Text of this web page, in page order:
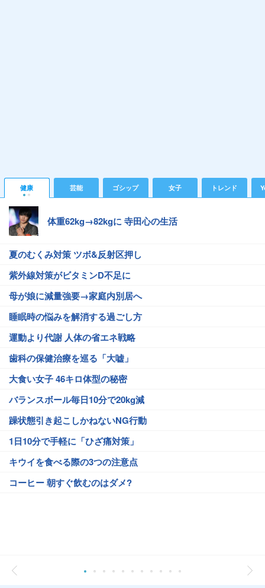
健康 芸能 ゴシップ 女子 トレンド
体重62kg→82kgに 寺田心の生活
夏のむくみ対策 ツボ&反射区押し
紫外線対策がビタミンD不足に
母が娘に減量強要→家庭内別居へ
睡眠時の悩みを解消する過ごし方
運動より代謝 人体の省エネ戦略
歯科の保健治療を巡る「大嘘」
大食い女子 46キロ体型の秘密
バランスボール毎日10分で20kg減
躁状態引き起こしかねないNG行動
1日10分で手軽に「ひざ痛対策」
キウイを食べる際の3つの注意点
コーヒー 朝すぐ飲むのはダメ?